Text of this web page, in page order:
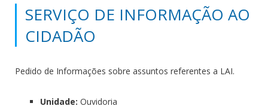
SERVIÇO DE INFORMAÇÃO AO
CIDADÃO
Pedido de Informações sobre assuntos referentes a LAI.
Unidade: Ouvidoria